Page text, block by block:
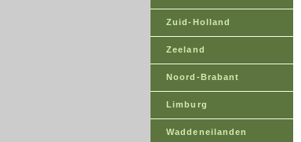
Zuid-Holland
Zeeland
Noord-Brabant
Limburg
Waddeneilanden